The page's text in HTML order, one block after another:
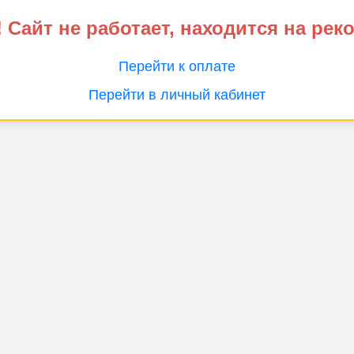
не работает, находится на
Перейти к оплате
Перейти в личный кабинет